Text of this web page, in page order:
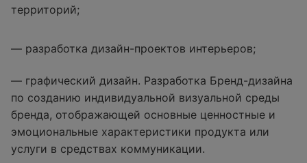
территорий;
— разработка дизайн-проектов интерьеров;
— графический дизайн. Разработка Бренд-дизайна
по созданию индивидуальной визуальной среды
бренда, отображающей основные ценностные и
эмоциональные характеристики продукта или
услуги в средствах коммуникации.